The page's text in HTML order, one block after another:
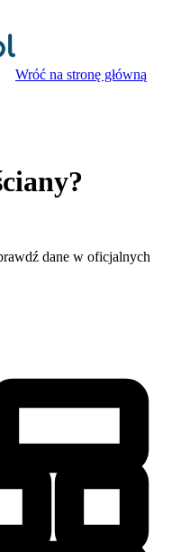
Wróć na stronę główną
dane w oficjalnych